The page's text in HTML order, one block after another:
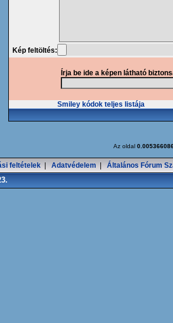
Kép feltöltés:
Írja be ide a képen látható
Smiley kódok teljes listája
Az oldal
feltételek Adatvédelem Általános Fórum